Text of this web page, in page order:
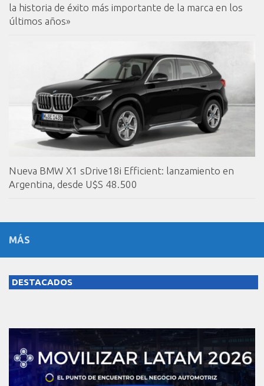
la historia de éxito más importante de la marca en los
últimos años»
Nueva BMW X1 sDrive18i Efficient: lanzamiento en
Argentina, desde U$S 48.500
MÁS
DESTACADOS